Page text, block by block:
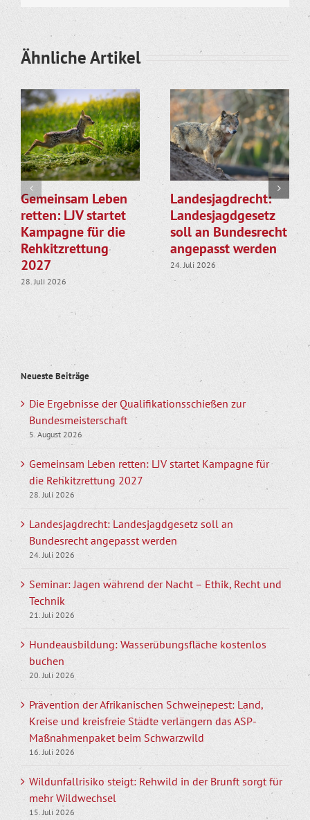
Ähnliche Artikel
Gemeinsam Leben
retten: LJV startet
Kampagne für die
Rehkitzrettung
2027
28. Juli 2026
Landesjagdrecht:
Landesjagdgesetz
soll an Bundesrecht
angepasst werden
24. Juli 2026
Neueste Beiträge
Die Ergebnisse der Qualifikationsschießen zur
Bundesmeisterschaft
5. August 2026
Gemeinsam Leben retten: LJV startet Kampagne für
die Rehkitzrettung 2027
28. Juli 2026
Landesjagdrecht: Landesjagdgesetz soll an
Bundesrecht angepasst werden
24. Juli 2026
Seminar: Jagen während der Nacht – Ethik, Recht und
Technik
21. Juli 2026
Hundeausbildung: Wasserübungsfläche kostenlos
buchen
20. Juli 2026
Prävention der Afrikanischen Schweinepest: Land,
Kreise und kreisfreie Städte verlängern das ASP-
Maßnahmenpaket beim Schwarzwild
16. Juli 2026
Wildunfallrisiko steigt: Rehwild in der Brunft sorgt für
mehr Wildwechsel
15. Juli 2026